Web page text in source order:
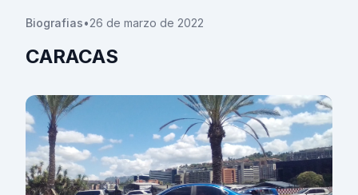
Biografias•26 de marzo de 2022
CARACAS